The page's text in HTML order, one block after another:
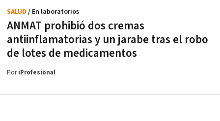
ANMAT prohibió dos cremas
antiinflamatorias y un jarabe tras el robo
de lotes de medicamentos
SALUD / En laboratorios
PoriProfesional